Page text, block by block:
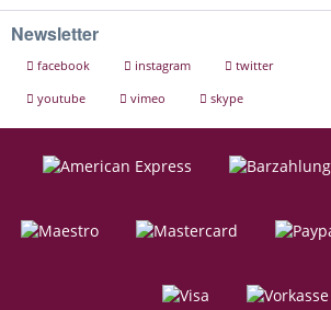
Newsletter
facebook instagram
twitter
youtube
vimeo skype